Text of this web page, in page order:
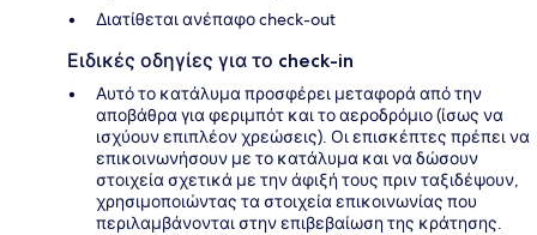
Διατίθεται ανέπαφο check-out
Ειδικές οδηγίες για το check-in
Αυτό το κατάλυμα προσφέρει μεταφορά από την
αποβάθρα για φεριμπότ και το αεροδρόμιο (ίσως να
ισχύουν επιπλέον χρεώσεις). Οι επισκέπτες πρέπει να
επικοινωνήσουν με το κατάλυμα και να δώσουν
στοιχεία σχετικά με την άφιξή τους πριν ταξιδέψουν,
χρησιμοποιώντας τα στοιχεία επικοινωνίας που
περιλαμβάνονται στην επιβεβαίωση της κράτησης.